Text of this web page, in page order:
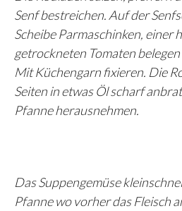
Senf bestreichen. Auf der
Scheibe Parmaschinken, einer
getrockneten Tomaten
Mit Küchengarn fixieren. Die
Seiten in etwas Öl scharf
Pfanne herausnehmen.
Das Suppengemüse
Pfanne wo vorher das Fleisch